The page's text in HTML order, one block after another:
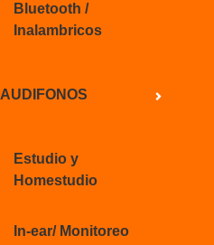
Bluetooth /
Inalambricos
AUDIFONOS
Estudio y
Homestudio
In-ear/ Monitoreo